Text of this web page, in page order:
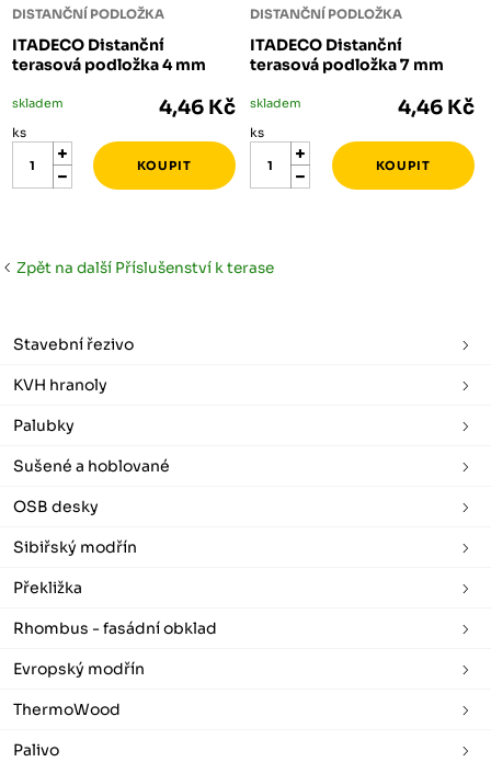
DISTANČNÍ PODLOŽKA
ITADECO Distanční
terasová podložka 4 mm
skladem 4,46 Kč
ks
DISTANČNÍ PODLOŽKA
ITADECO Distanční
terasová podložka 7 mm
skladem 4,46 Kč
ks
Zpět na další Příslušenství k terase
Stavební řezivo
KVH hranoly
Palubky
Sušené a hoblované
OSB desky
Sibiřský modřín
Překližka
Rhombus - fasádní obklad
Evropský modřín
ThermoWood
Palivo